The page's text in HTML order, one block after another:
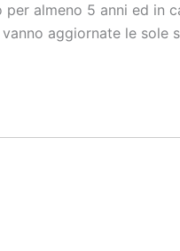
almeno 5 anni ed in
aggiornate le